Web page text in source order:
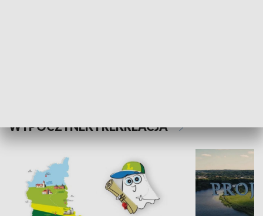
WYPOCZYNEK I REKREACJA